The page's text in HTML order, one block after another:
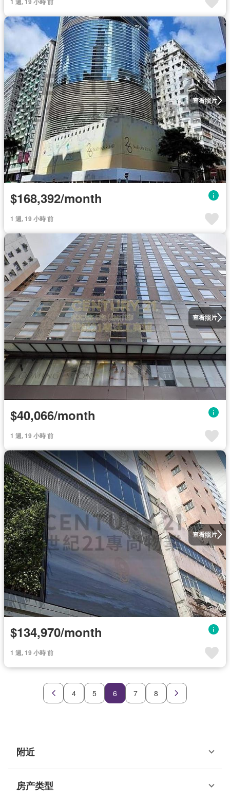
查看照片
$168,392/month
1 週, 19 小時 前
查看照片
$40,066/month
1 週, 19 小時 前
查看照片
$134,970/month
1 週, 19 小時 前
4 5 6 7 8
附近
房产类型